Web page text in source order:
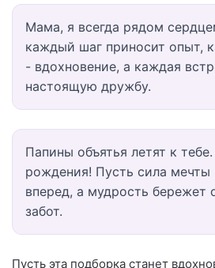
Мама, я всегда рядом
каждый шаг приносит опыт,
- вдохновение, а каждая
настоящую дружбу.
Папины объятья летят к
рождения! Пусть сила мечты
вперед, а мудрость бережет
забот.
Пусть эта подборка станет